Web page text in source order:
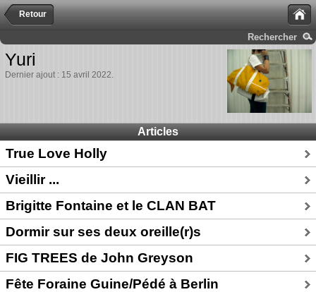
Retour
Rechercher
Yuri
Dernier ajout : 15 avril 2022.
Articles
True Love Holly
Vieillir ...
Brigitte Fontaine et le CLAN BAT
Dormir sur ses deux oreille(r)s
FIG TREES de John Greyson
Fête Foraine Guine/Pédé à Berlin